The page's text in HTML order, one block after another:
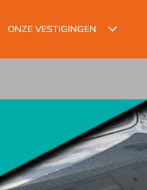
ONZE VESTIGINGEN